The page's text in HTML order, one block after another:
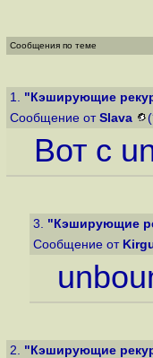
Сообщения по теме
1. "Кэширующие
Сообщение от Slava
Вот с
3. "Кэширующие
Сообщение от
2. "Кэширующие